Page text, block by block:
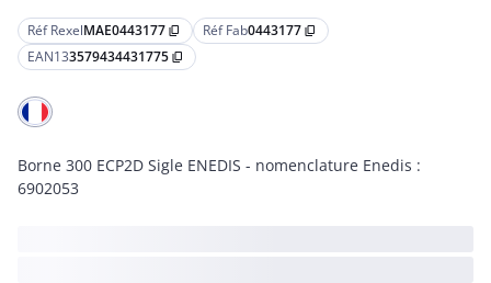
Réf RexelMAE0443177 content_copy Réf Fab0443177 content_copy
EAN133579434431775 content_copy
Borne 300 ECP2D Sigle ENEDIS - nomenclature Enedis :
6902053